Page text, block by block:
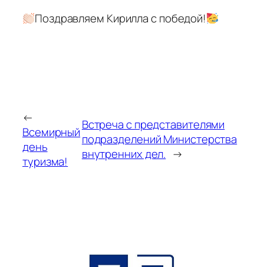
Поздравляем Кирилла с победой!
←
Всемирный
день
туризма!
Встреча с представителями
подразделений Министерства
внутренних дел. →